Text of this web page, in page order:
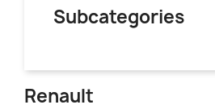
Subcategories
Renault